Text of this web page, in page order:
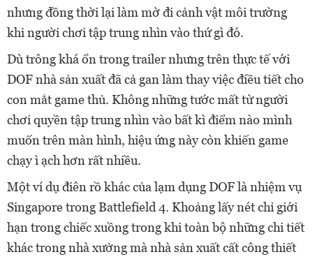
nhưng đồng thời lại làm mờ đi cảnh vật môi trường
khi người chơi tập trung nhìn vào thứ gì đó.
Dù trông khá ổn trong trailer nhưng trên thực tế với
DOF nhà sản xuất đã cả gan làm thay việc điều tiết cho
con mắt game thủ. Không những tước mất từ người
chơi quyền tập trung nhìn vào bất kì điểm nào mình
muốn trên màn hình, hiệu ứng này còn khiến game
chạy ì ạch hơn rất nhiều.
Một ví dụ điên rồ khác của lạm dụng DOF là nhiệm vụ
Singapore trong Battlefield 4. Khoảng lấy nét chỉ giới
hạn trong chiếc xuồng trong khi toàn bộ những chi tiết
khác trong nhà xưởng mà nhà sản xuất cất công thiết